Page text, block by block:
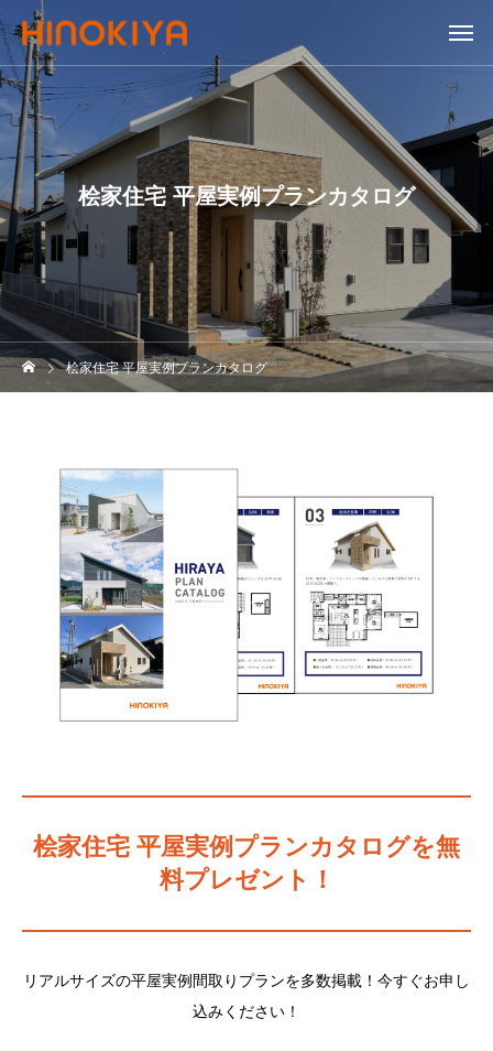
桧家住宅 平屋実例プランカタログ
桧家住宅 平屋実例プランカタログ
桧家住宅 平屋実例プランカタログを無
料プレゼント！
リアルサイズの平屋実例間取りプランを多数掲載！今すぐお申し
込みください！